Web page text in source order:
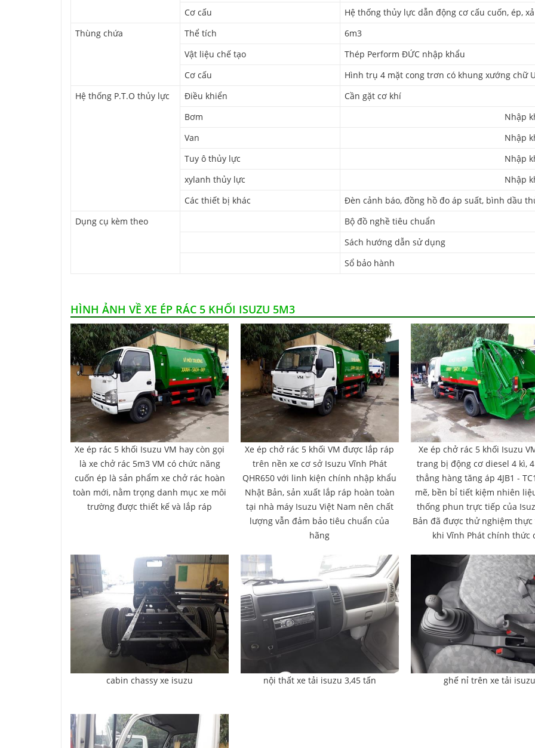
Cơ cấu
Hệ thống thủy lực dẫn động cơ cấu cuốn, ép,
Thùng chứa
Thể tích
6m3
Vật liệu chế tạo
Thép Perform ĐỨC nhập khẩu
Cơ cấu
Hình trụ 4 mặt cong trơn có khung xướng chữ
Hệ thống P.T.O thủy lực
Điều khiển
Cần gặt cơ khí
Bơm
Nhập
Van
Nhập
Tuy ô thủy lực
Nhập
xylanh thủy lực
Nhập
Các thiết bị khác
Đèn cảnh báo, đồng hồ đo áp suất, bình dầu
Dụng cụ kèm theo
Bộ đồ nghề tiêu chuẩn
Sách hướng dẫn sử dụng
Sổ bảo hành
HÌNH ẢNH VỀ XE ÉP RÁC 5 KHỐI ISUZU 5M3
Xe ép rác 5 khối Isuzu VM hay còn gọi
là xe chở rác 5m3 VM có chức năng
cuốn ép là sản phẩm xe chở rác hoàn
toàn mới, nằm trọng danh mục xe môi
trường được thiết kế và lắp ráp
Xe ép chở rác 5 khối VM được lắp ráp
trên nền xe cơ sở Isuzu Vĩnh Phát
QHR650 với linh kiện chính nhập khẩu
Nhật Bản, sản xuất lắp ráp hoàn toàn
tại nhà máy Isuzu Việt Nam nên chất
lượng vẫn đảm bảo tiêu chuẩn của
hãng
Xe ép chở rác 5 khối Isuzu
trang bị động cơ diesel 4 kì,
thẳng hàng tăng áp 4JB1 -
mẽ, bền bỉ tiết kiệm nhiên
thống phun trực tiếp của
Bản đã được thử nghiệm
khi Vĩnh Phát chính thức
cabin chassy xe isuzu nội thất xe tải isuzu 3,45 tấn ghế nỉ trên xe tải isuzu